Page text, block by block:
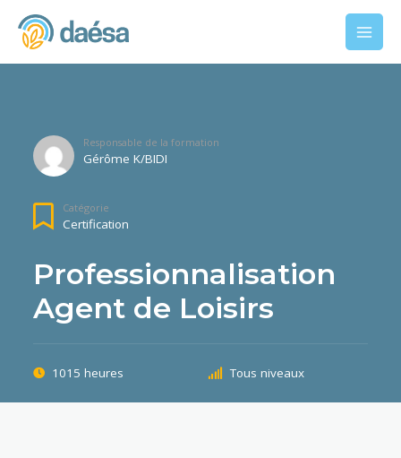
Responsable de la formation
Gérôme K/BIDI
Catégorie
Certification
Professionnalisation
Agent de Loisirs
1015 heures Tous niveaux